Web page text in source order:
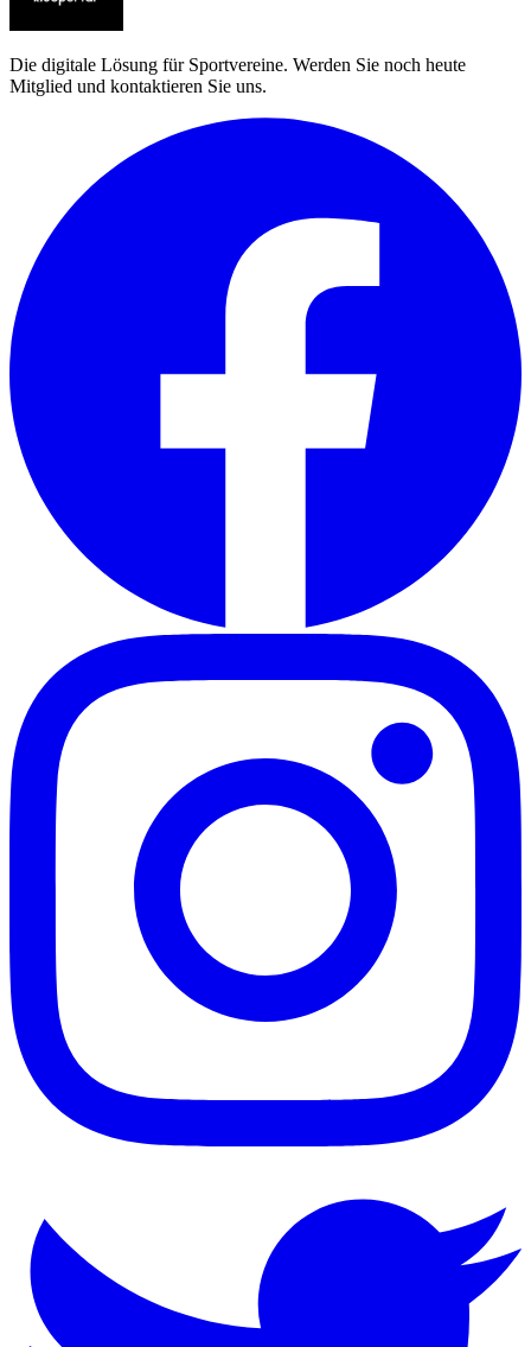
Die digitale Lösung für Sportvereine. Werden Sie noch heute
Mitglied und kontaktieren Sie uns.